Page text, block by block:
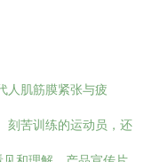
人肌筋膜紧张与疲
刻苦训练的运动员，还